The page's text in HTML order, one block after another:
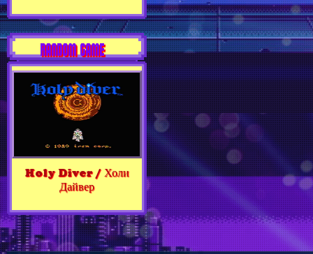
RANDOM GAME
Holy Diver / Холи
Дайвер